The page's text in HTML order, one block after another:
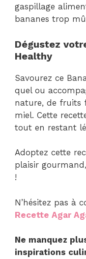
gaspillage
bananes trop
Dégustez
Healthy
Savourez ce
quel ou
nature, de fruits
miel. Cette
tout en restant
Adoptez cette
plaisir
!
N’hésitez pas à
Recette Agar
Ne manquez
inspirations